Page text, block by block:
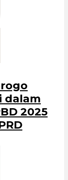
dalam
2025